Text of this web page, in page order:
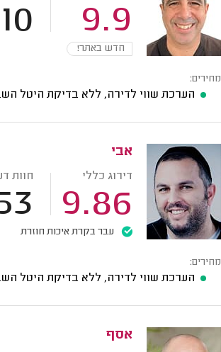
9.9
10
חדש באתר!
מחירים:
הערכת שווי לדירה, ללא בדיקת היטל
אבי
דירוג כללי
9.86
חוות
עבר בקרת איכות חוזרת
מחירים:
הערכת שווי לדירה, ללא בדיקת היטל
אסף